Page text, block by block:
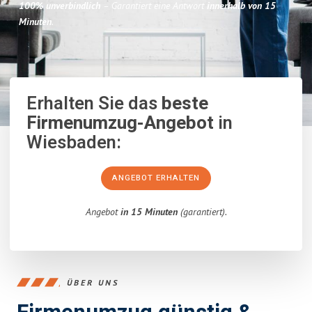
100% unverbindlich – Garantiert eine Antwort innerhalb von 15
Minuten.
Erhalten Sie dasbeste
Firmenumzug-Angebot in
Wiesbaden:
ANGEBOT ERHALTEN
Angebotin 15 Minuten(garantiert).
ÜBER UNS